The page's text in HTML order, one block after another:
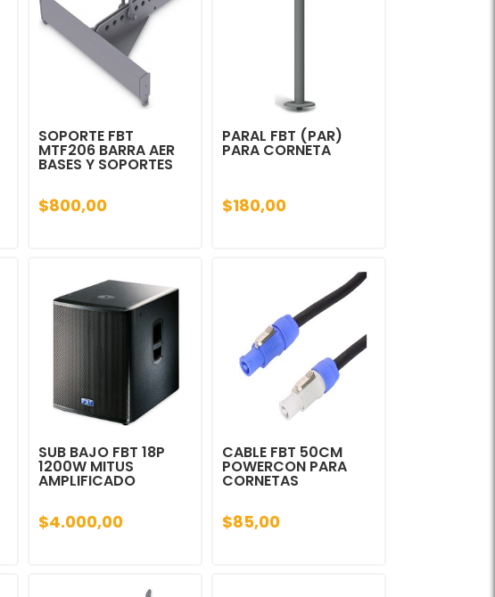
SOPORTE FBT
MTF206 BARRA AER
BASES Y SOPORTES
$800,00
PARAL FBT (PAR)
PARA CORNETA
$180,00
SUB BAJO FBT 18P
1200W MITUS
AMPLIFICADO
$4.000,00
CABLE FBT 50CM
POWERCON PARA
CORNETAS
$85,00